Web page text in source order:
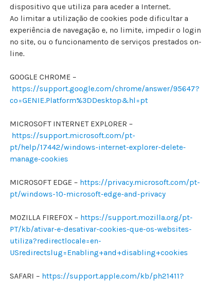
dispositivo que utiliza para aceder a Internet.
Ao limitar a utilização de cookies pode dificultar a
experiência de navegação e, no limite, impedir o login
no site, ou o funcionamento de serviços prestados on-
line.
GOOGLE CHROME –
https://support.google.com/chrome/answer/95647?
co=GENIE.Platform%3DDesktop&hl=pt
MICROSOFT INTERNET EXPLORER –
https://support.microsoft.com/pt-
pt/help/17442/windows-internet-explorer-delete-
manage-cookies
MICROSOFT EDGE – https://privacy.microsoft.com/pt-
pt/windows-10-microsoft-edge-and-privacy
MOZILLA FIREFOX – https://support.mozilla.org/pt-
PT/kb/ativar-e-desativar-cookies-que-os-websites-
utiliza?redirectlocale=en-
USredirectslug=Enabling+and+disabling+cookies
SAFARI – https://support.apple.com/kb/ph21411?